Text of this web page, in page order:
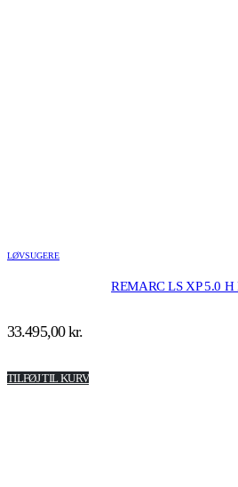
LØVSUGERE
REMARC LS XP 5.0 H
33.495,00kr.
TILFØJ TIL KURV